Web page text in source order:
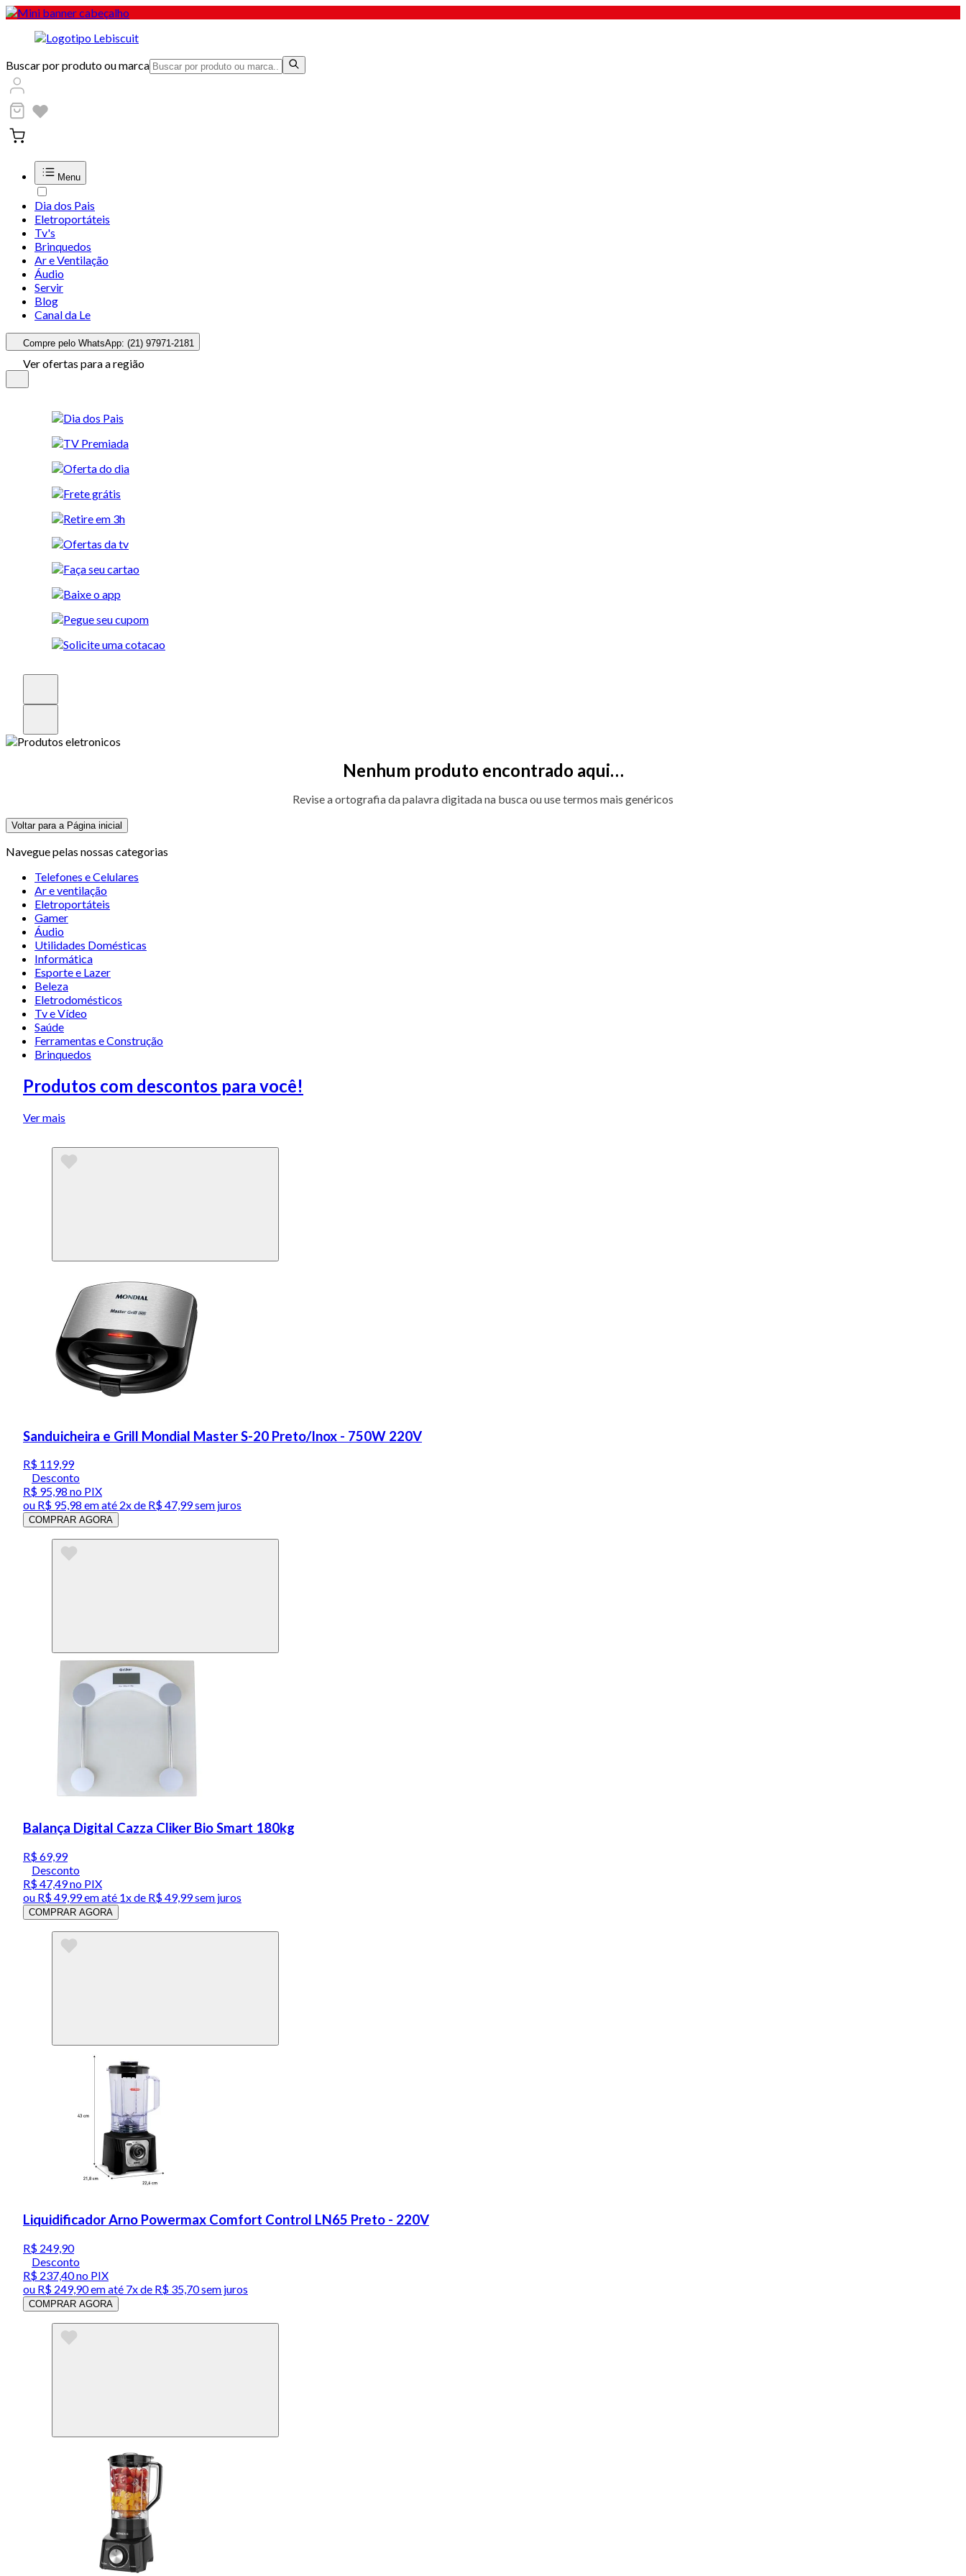
Buscar por produto ou marca
Menu
Dia dos Pais
Eletroportáteis
Tv's
Brinquedos
Ar e Ventilação
Áudio
Servir
Blog
Canal da Le
Compre pelo WhatsApp: (21) 97971-2181
Ver ofertas para a região
Nenhum produto encontrado aqui…
Revise a ortografia da palavra digitada na busca ou use termos mais genéricos
Voltar para a Página inicial
Navegue pelas nossas categorias
Telefones e Celulares
Ar e ventilação
Eletroportáteis
Gamer
Áudio
Utilidades Domésticas
Informática
Esporte e Lazer
Beleza
Eletrodomésticos
Tv e Vídeo
Saúde
Ferramentas e Construção
Brinquedos
Produtos com descontos para você!
Ver mais
Sanduicheira e Grill Mondial Master S-20 Preto/Inox - 750W 220V
R$ 119,99
Desconto
R$ 95,98 no PIX
ou R$ 95,98 em até 2x de R$ 47,99 sem juros
COMPRAR AGORA
Balança Digital Cazza Cliker Bio Smart 180kg
R$ 69,99
Desconto
R$ 47,49no PIX
ou R$ 49,99em até 1x de R$ 49,99sem juros
COMPRAR AGORA
Liquidificador Arno Powermax Comfort Control LN65 Preto - 220V
R$ 249,90
Desconto
R$ 237,40no PIX
ou R$ 249,90em até 7x de R$ 35,70 sem juros
COMPRAR AGORA